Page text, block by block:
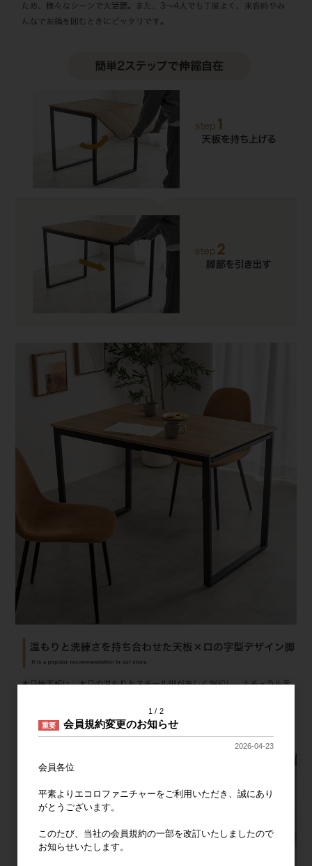
1 2
重要 会員規約変更のお知らせ
2026-04-23
会員各位
平素よりエコロファニチャーをご利用いただき、誠にあり
がとうございます。
このたび、当社の会員規約の一部を改訂いたしましたので
お知らせいたします。